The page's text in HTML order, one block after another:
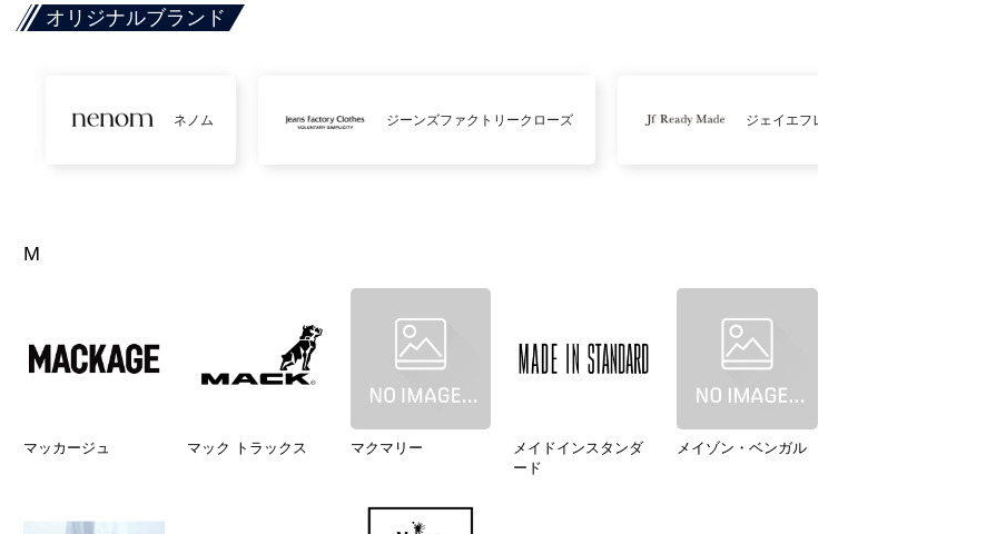
オリジナルブランド
ネノム ジーンズファクトリークローズ ジェイエフレディメイド
M
マッカージュ マック トラックス マクマリー
メイドインスタンダ
ード
メイゾン・ベンガル